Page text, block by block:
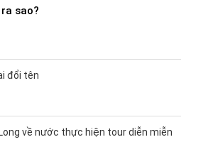
ra sao?
đổi tên
về nước thực hiện tour diễn miễn